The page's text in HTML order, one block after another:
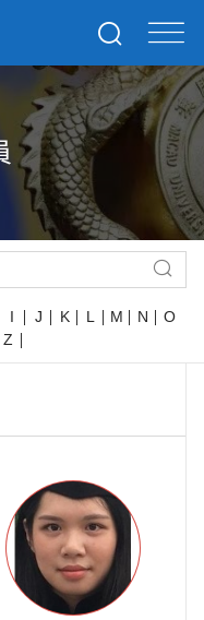
I J K L M N
O
Z